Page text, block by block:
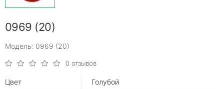
0969 (20)
Модель: 0969 (20)
0 отзывов
Цвет Голубой